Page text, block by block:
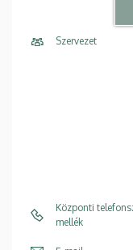
Szervezet
Központi
mellék